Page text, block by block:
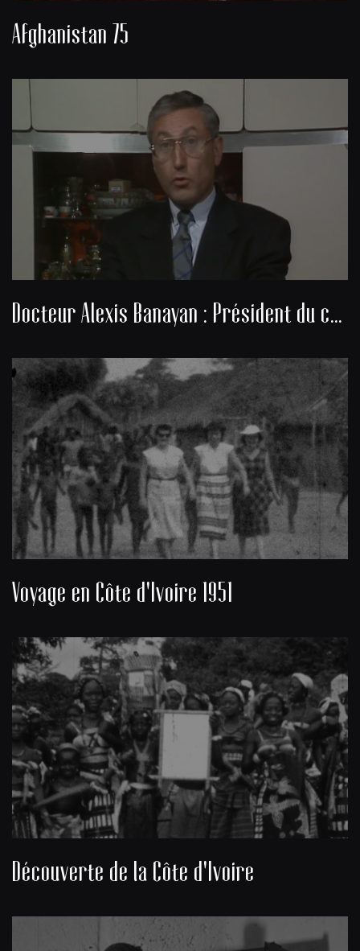
Afghanistan 75
Docteur Alexis Banayan : Président du consistoire de la communauté juive de Bordeaux
Voyage en Côte d'Ivoire 1951
Découverte de la Côte d'Ivoire